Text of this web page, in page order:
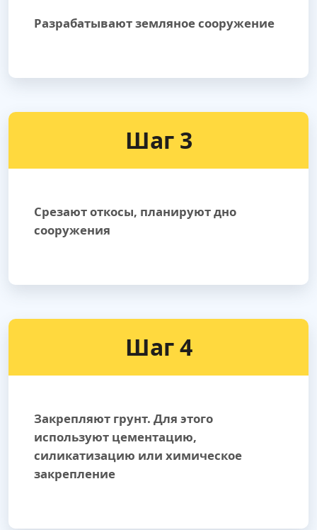
Разрабатывают земляное сооружение
Шаг 3
Срезают откосы, планируют дно
сооружения
Шаг 4
Закрепляют грунт. Для этого
используют цементацию,
силикатизацию или химическое
закрепление